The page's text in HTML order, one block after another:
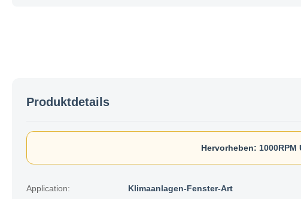
Produktdetails
Hervorheben:
Application: Klimaanlagen-Fenster-Art